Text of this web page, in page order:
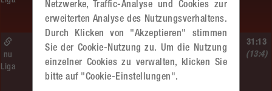
Hypo NÖ –
MADx WAT Atzgersdorf
So. 07.06.2026 | 09:10 Uhr |
WAT Brigittenau
nu
Liga
31:13
(13:4)
Netzwerke, Traffic-Analyse und Cookies zur
erweiterten Analyse des Nutzungsverhaltens.
Durch Klicken von "Akzeptieren" stimmen
Sie der Cookie-Nutzung zu. Um die Nutzung
einzelner Cookies zu verwalten, klicken Sie
bitte auf "Cookie-Einstellungen".